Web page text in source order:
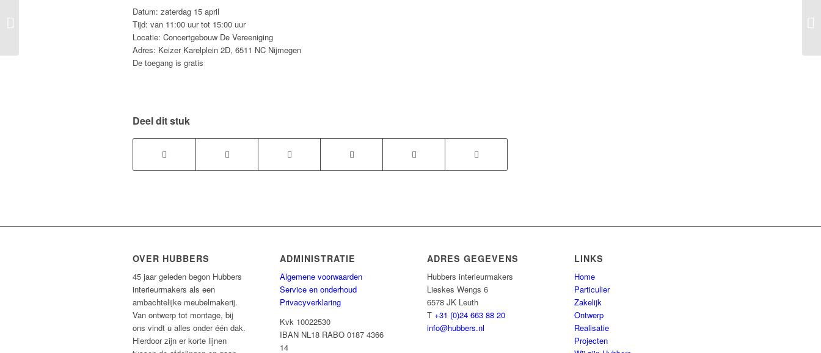
Datum: zaterdag 15 april
Tijd: van 11:00 uur tot 15:00 uur
Locatie: Concertgebouw De Vereeniging
Adres: Keizer Karelplein 2D, 6511 NC Nijmegen
De toegang is gratis
Deel dit stuk
OVER HUBBERS
45 jaar geleden begon Hubbers
interieurmakers als een
ambachtelijke meubelmakerij.
Van ontwerp tot montage, bij
ons vindt u alles onder één dak.
Hierdoor zijn er korte lijnen
ADMINISTRATIE
Algemene voorwaarden
Service en onderhoud
Privacyverklaring
Kvk 10022530
IBAN NL18 RABO 0187 4366
14
ADRES GEGEVENS
Hubbers interieurmakers
Lieskes Wengs 6
6578 JK Leuth
T+31 (0)24 663 88 20
info@hubbers.nl
LINKS
Home
Particulier
Zakelijk
Ontwerp
Realisatie
Projecten